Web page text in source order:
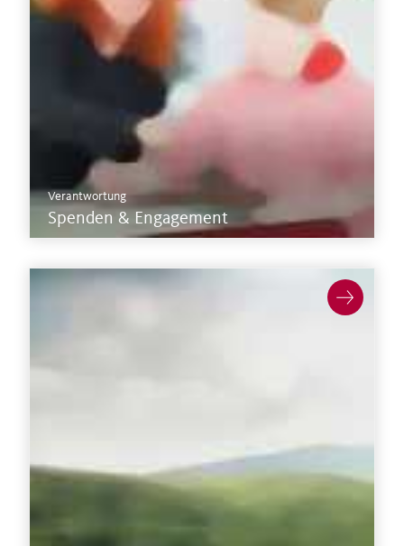
Verantwortung
Spenden & Engagement
Mehr zu Spenden & Engagement >